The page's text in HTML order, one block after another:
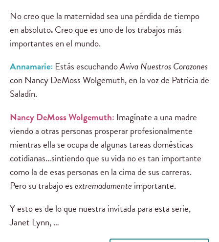
No creo que la maternidad sea una pérdida de tiempo
en absoluto.Creo que es uno de los trabajos más
importantes en el mundo.
Annamarie: Estás escuchandoAviva Nuestros Corazones
con Nancy DeMoss Wolgemuth, en la voz de Patricia de
Saladín.
Nancy DeMoss Wolgemuth: Imagínate a una madre
viendo a otras personas prosperar profesionalmente
mientras ella se ocupa de algunas tareas domésticas
cotidianas…sintiendo que su vida no es tan importante
como la de esas personas en la cima de sus carreras.
Pero su trabajo esextremadamente importante.
Y esto es de lo que nuestra invitada para esta serie,
Janet Lynn, …